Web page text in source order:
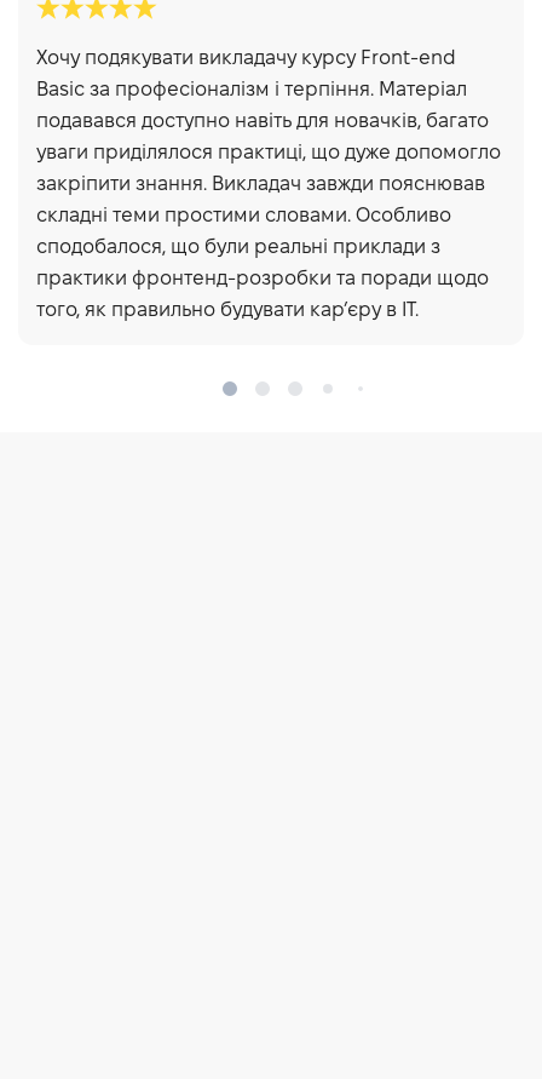
Хочу подякувати викладачу курсу Front-end
Basic за професіоналізм і терпіння. Матеріал
подавався доступно навіть для новачків, багато
уваги приділялося практиці, що дуже допомогло
закріпити знання. Викладач завжди пояснював
складні теми простими словами. Особливо
сподобалося, що були реальні приклади з
практики фронтенд-розробки та поради щодо
того, як правильно будувати кар’єру в IT.